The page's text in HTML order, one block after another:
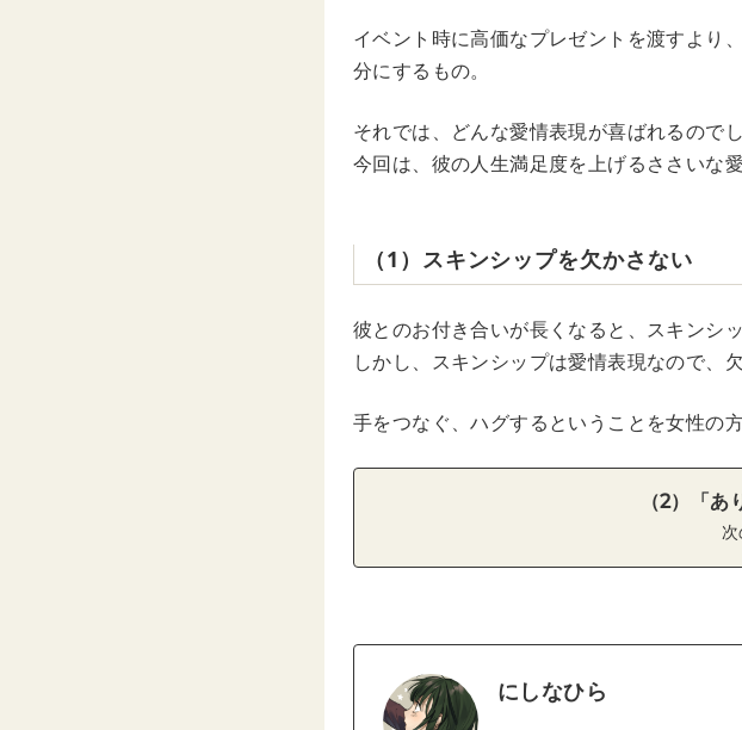
イベント時に高価なプレゼントを渡すより
分にするもの。
それでは、どんな愛情表現が喜ばれるので
今回は、彼の人生満足度を上げるささいな
（1）スキンシップを欠かさない
彼とのお付き合いが長くなると、スキンシ
しかし、スキンシップは愛情表現なので、
手をつなぐ、ハグするということを女性の
（2）「あ
次
にしなひら